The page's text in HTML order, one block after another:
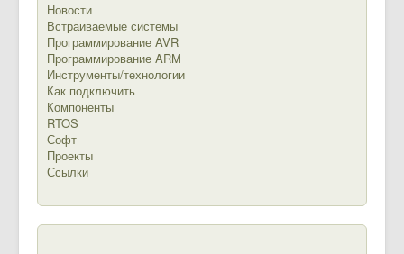
Новости
Встраиваемые системы
Программирование AVR
Программирование ARM
Инструменты/технологии
Как подключить
Компоненты
RTOS
Софт
Проекты
Ссылки